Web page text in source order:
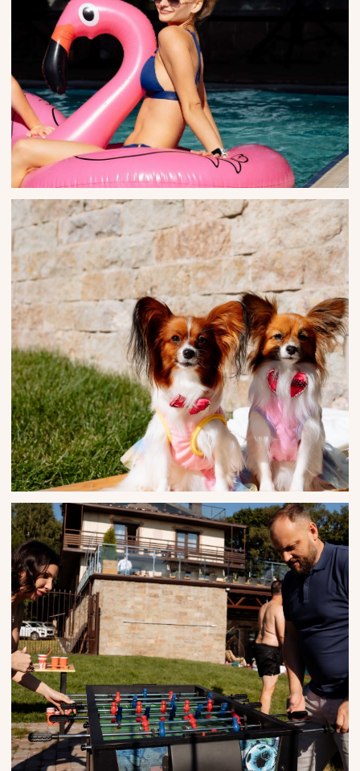
ЗАВЕРШЕНИЕ
ВЕЧЕРА
После официальной части гости отправились в
номер-люкс, где продолжили веселье в более
узком кругу. Праздник получился атмосферным
и необычным для Санкт-Петербурга, оставив
гостей в полном восторге.